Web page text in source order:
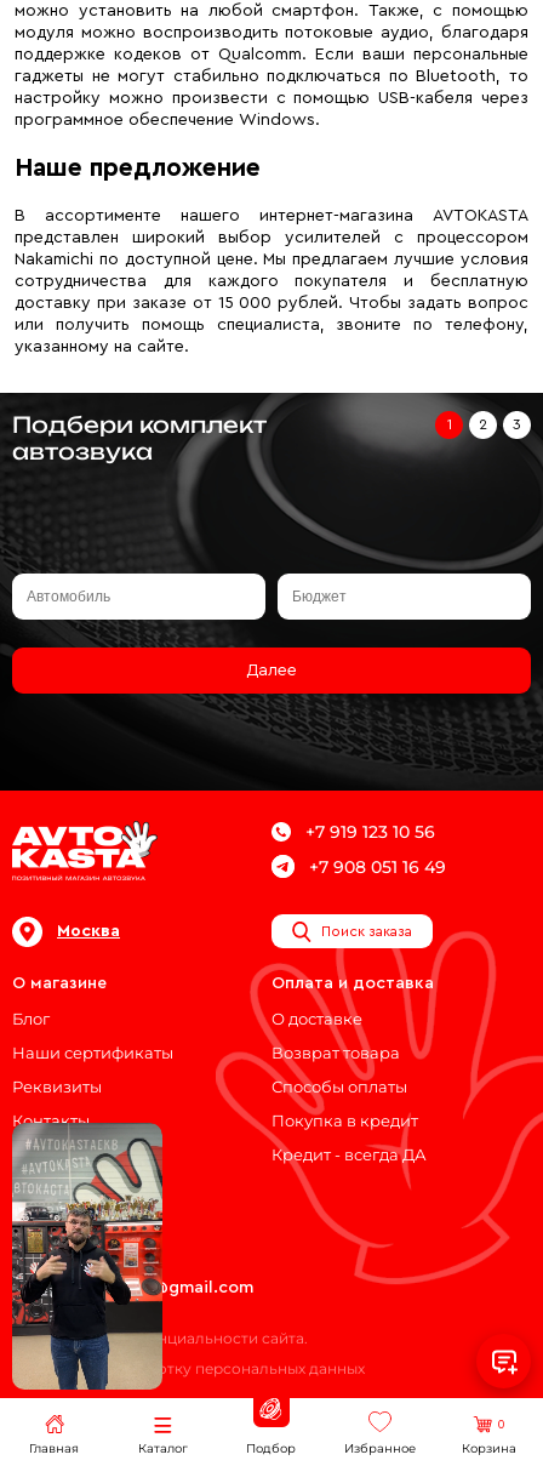
можно установить на любой смартфон. Также, с помощью
модуля можно воспроизводить потоковые аудио, благодаря
поддержке кодеков от Qualcomm. Если ваши персональные
гаджеты не могут стабильно подключаться по Bluetooth, то
настройку можно произвести с помощью USB-кабеля через
программное обеспечение Windows.
Наше предложение
В ассортименте нашего интернет-магазина AVTOKASTA
представлен широкий выбор усилителей с процессором
Nakamichi по доступной цене. Мы предлагаем лучшие условия
сотрудничества для каждого покупателя и бесплатную
доставку при заказе от 15 000 рублей. Чтобы задать вопрос
или получить помощь специалиста, звоните по телефону,
указанному на сайте.
Подбери комплект
автозвука
1 2 3
Далее
+7 919 123 10 56
+7 908 051 16 49
Москва Поиск заказа
О магазине
Блог
Наши сертификаты
Реквизиты
Контакты
Оплата и доставка
О доставке
Возврат товара
Способы оплаты
Покупка в кредит
Кредит - всегда ДА
Мы на связи!
ВКонтакте
Telegram
avtokasta74@gmail.com
Политика конфиденциальности сайта.
Согласие на обработку персональных данных
Главная Каталог Подбор Избранное
0
Корзина